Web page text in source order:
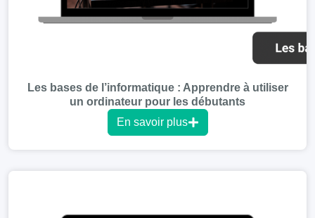
Les bases de l’informatique : Apprendre à utiliser
un ordinateur pour les débutants
En savoir plus